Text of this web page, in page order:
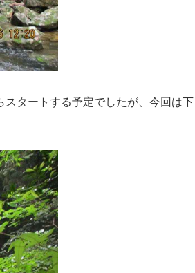
タートする予定でしたが、今回は下